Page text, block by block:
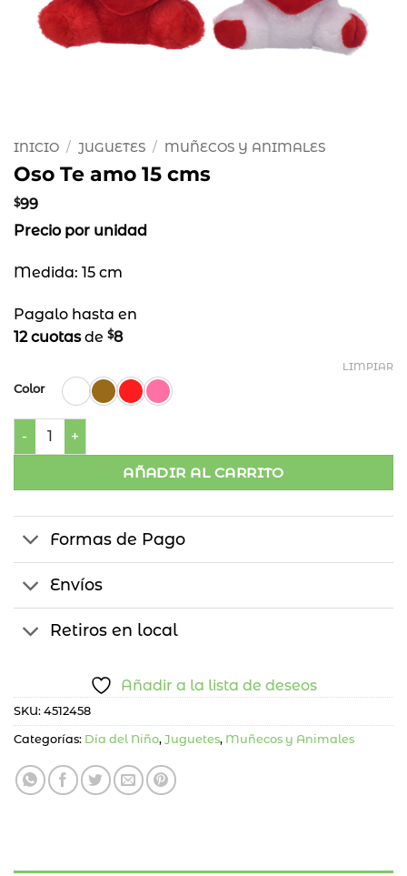
INICIO / JUGUETES / MUÑECOS Y ANIMALES
Oso Te amo 15 cms
$99
Precio por unidad
Medida: 15 cm
Pagalo hasta en
12 cuotasde $8
Color
LIMPIAR
Oso Te amo 15 cms cantidad
AÑADIR AL CARRITO
Formas de Pago
Envíos
Retiros en local
Añadir a la lista de deseos
SKU: 4512458
Categorías: Día del Niño, Juguetes, Muñecos y Animales